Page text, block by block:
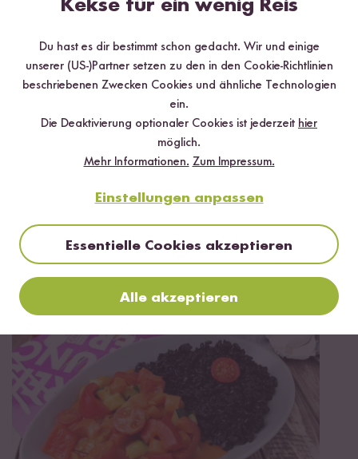
Vegetarisch Vegan Glutenfrei
Thailändisches Panang Curry mit Basmati Reis
Kekse für ein wenig Reis
Du hast es dir bestimmt schon gedacht. Wir und einige
unserer (US-)Partner setzen zu den in den Cookie-Richtlinien
beschriebenen Zwecken Cookies und ähnliche Technologien
ein.
Die Deaktivierung optionaler Cookies ist jederzeit hier
möglich.
Mehr Informationen. Zum Impressum.
Einstellungen anpassen
Essentielle Cookies akzeptieren
Alle akzeptieren